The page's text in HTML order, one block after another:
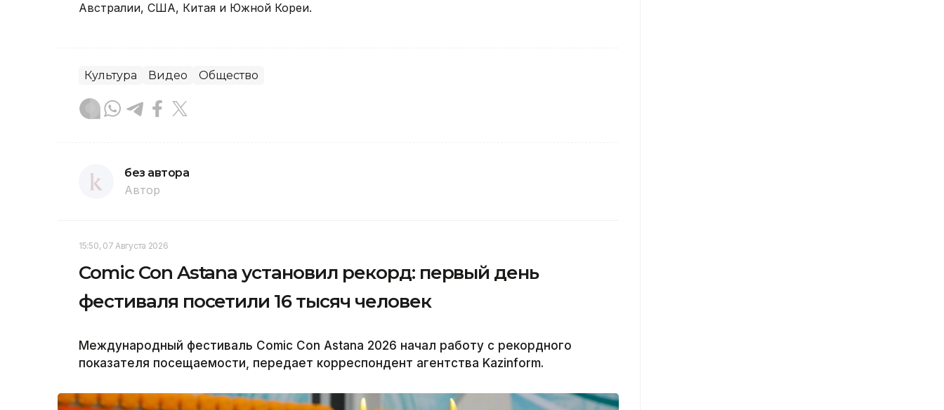
Австралии, США, Китая и Южной Кореи.
Культура Видео Общество
без автора
Автор
15:50, 07 Августа 2026
Comic Con Astana установил рекорд: первый день
фестиваля посетили 16 тысяч человек
Международный фестиваль Comic Con Astana 2026 начал работу с рекордного
показателя посещаемости, передает корреспондент агентства Kazinform.